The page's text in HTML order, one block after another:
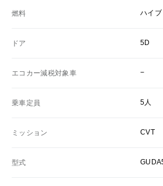
燃料 ハイブ
ドア 5D
エコカー減税対象車 −
乗車定員 5人
ミッション CVT
型式